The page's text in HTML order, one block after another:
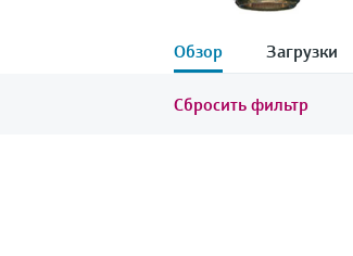
Обзор Загрузки
Сбросить фильтр